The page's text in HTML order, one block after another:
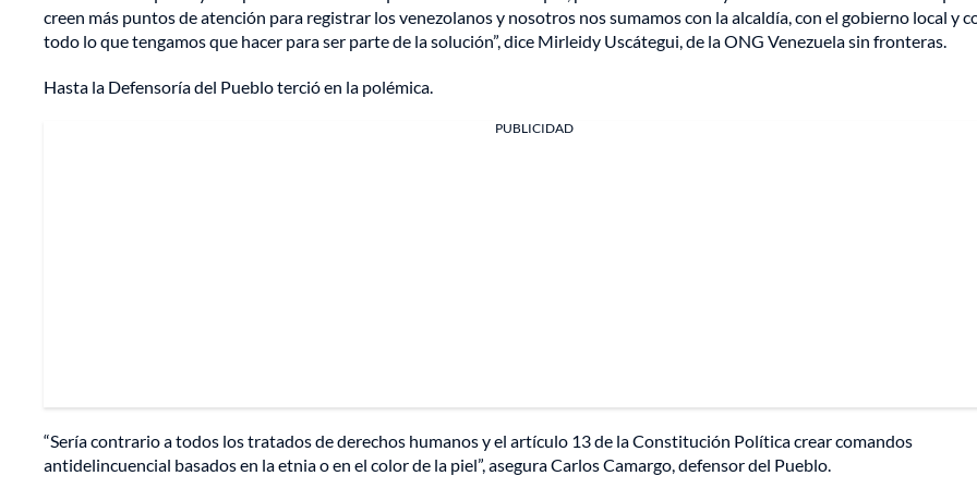
creen más puntos de atención para registrar los venezolanos y nosotros nos sumamos con la alcaldía, con el gobierno local y
todo lo que tengamos que hacer para ser parte de la solución”, dice Mirleidy Uscátegui, de la ONG Venezuela sin fronteras.
Hasta la Defensoría del Pueblo terció en la polémica.
PUBLICIDAD
“Sería contrario a todos los tratados de derechos humanos y el artículo 13 de la Constitución Política crear comandos
antidelincuencial basados en la etnia o en el color de la piel”, asegura Carlos Camargo, defensor del Pueblo.